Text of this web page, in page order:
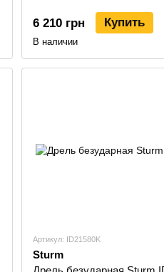
6 210 грн Купить
В наличии
Артикул: ID21580K
Sturm